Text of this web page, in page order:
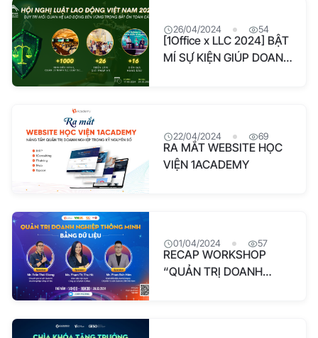
26/04/2024 54
[1Office x LLC 2024] BẬT
MÍ SỰ KIỆN GIÚP DOANH
22/04/2024 69
RA MẮT WEBSITE HỌC
VIỆN 1ACADEMY
01/04/2024 57
RECAP WORKSHOP
“QUẢN TRỊ DOANH